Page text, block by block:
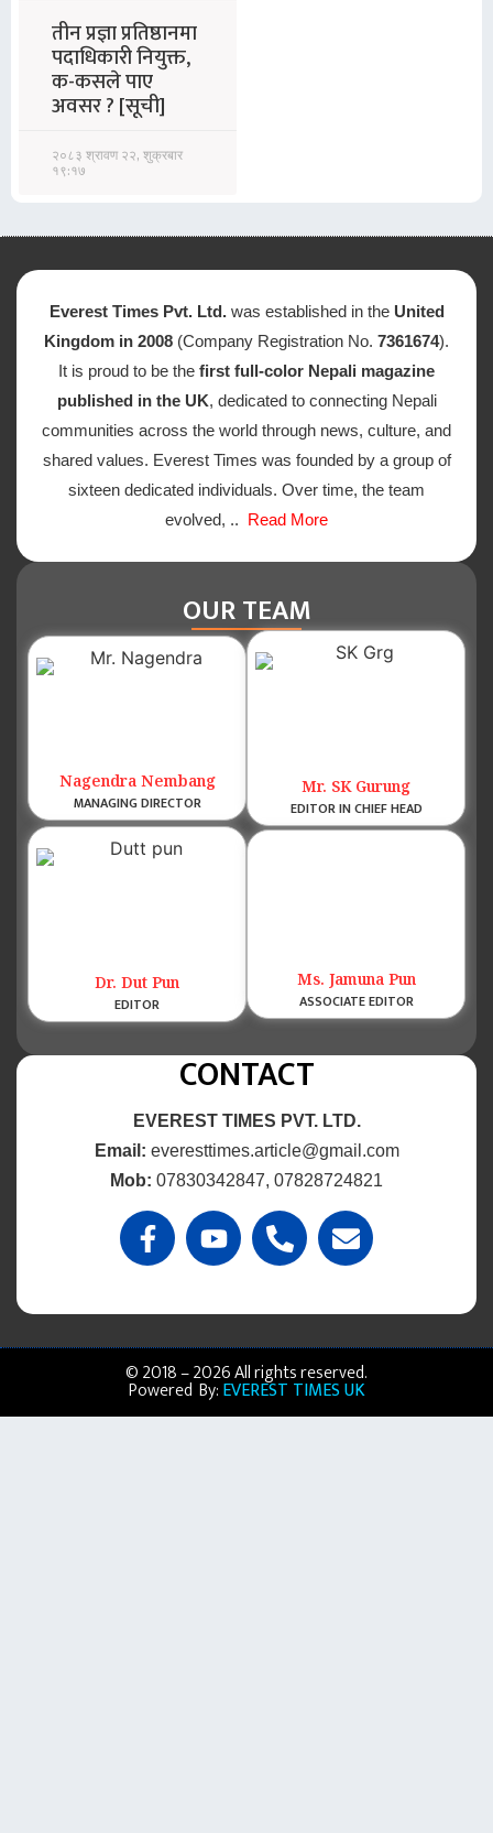
तीन प्रज्ञा प्रतिष्ठानमा
पदाधिकारी नियुक्त,
क-कसले पाए
अवसर ? [सूची]
२०८३ श्रावण २२, शुक्रबार
१९:१७
Everest Times Pvt. Ltd. was established in the United
Kingdom in 2008 (Company Registration No. 7361674).
It is proud to be the first full-color Nepali magazine
published in the UK, dedicated to connecting Nepali
communities across the world through news, culture, and
shared values. Everest Times was founded by a group of
sixteen dedicated individuals. Over time, the team
evolved, .. Read More
OUR TEAM
Nagendra Nembang
MANAGING DIRECTOR
Mr. SK Gurung
EDITOR IN CHIEF HEAD
Dr. Dut Pun
EDITOR
Ms. Jamuna Pun
ASSOCIATE EDITOR
CONTACT
EVEREST TIMES PVT. LTD.
Email: everesttimes.article@gmail.com
Mob: 07830342847, 07828724821
© 2018 – 2026 All rights reserved.
Powered By:EVEREST TIMES UK